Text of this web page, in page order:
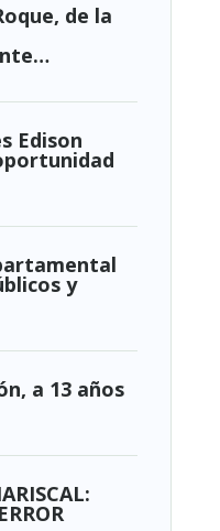
de la
Edison
y
a 13 años